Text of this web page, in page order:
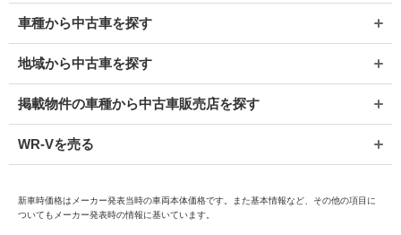
車種から中古車を探す
地域から中古車を探す
掲載物件の車種から中古車販売店を探す
WR-Vを売る
新車時価格はメーカー発表当時の車両本体価格です。また基本情報など、その他の項目に
ついてもメーカー発表時の情報に基いています。